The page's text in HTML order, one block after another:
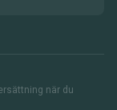
när du